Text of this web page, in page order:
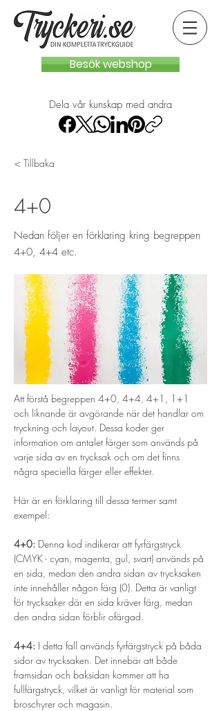
Besök webshop
Dela vår kunskap med andra
< Tillbaka
4+0
Nedan följer en förklaring kring begreppen
4+0, 4+4 etc.
Att förstå begreppen 4+0, 4+4, 4+1, 1+1
och liknande är avgörande när det handlar om
tryckning och layout. Dessa koder ger
information om antalet färger som används på
varje sida av en trycksak och om det finns
några speciella färger eller effekter.
Här är en förklaring till dessa termer samt
exempel:
4+0: Denna kod indikerar att fyrfärgstryck
(CMYK - cyan, magenta, gul, svart) används på
en sida, medan den andra sidan av trycksaken
inte innehåller någon färg (0). Detta är vanligt
för trycksaker där en sida kräver färg, medan
den andra sidan förblir ofärgad.
4+4: I detta fall används fyrfärgstryck på båda
sidor av trycksaken. Det innebär att både
framsidan och baksidan kommer att ha
fullfärgstryck, vilket är vanligt för material som
broschyrer och magasin.